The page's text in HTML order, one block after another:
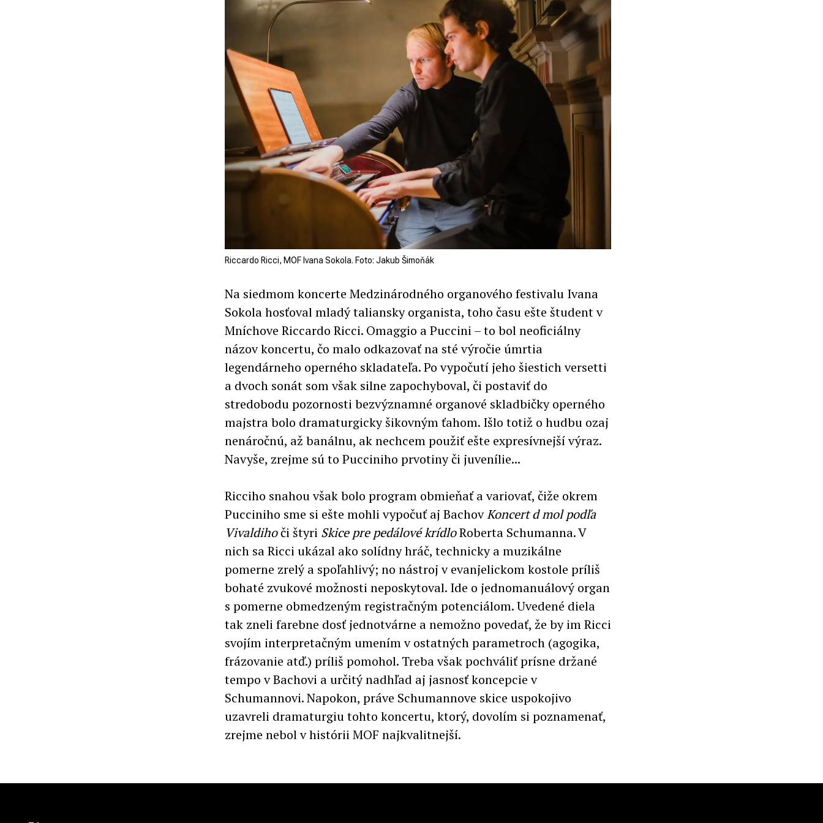
Riccardo Ricci, MOF Ivana Sokola. Foto: Jakub Šimoňák
Na siedmom koncerte Medzinárodného organového festivalu Ivana
Sokola hosťoval mladý taliansky organista, toho času ešte študent v
Mníchove Riccardo Ricci. Omaggio a Puccini – to bol neoficiálny
názov koncertu, čo malo odkazovať na sté výročie úmrtia
legendárneho operného skladateľa. Po vypočutí jeho šiestich versetti
a dvoch sonát som však silne zapochyboval, či postaviť do
stredobodu pozornosti bezvýznamné organové skladbičky operného
majstra bolo dramaturgicky šikovným ťahom. Išlo totiž o hudbu ozaj
nenáročnú, až banálnu, ak nechcem použiť ešte expresívnejší výraz.
Navyše, zrejme sú to Pucciniho prvotiny či juvenílie...
Ricciho snahou však bolo program obmieňať a variovať, čiže okrem
Pucciniho sme si ešte mohli vypočuť aj BachovKoncert d mol podľa
Vivaldihoči štyri Skice pre pedálové krídloRoberta Schumanna. V
nich sa Ricci ukázal ako solídny hráč, technicky a muzikálne
pomerne zrelý a spoľahlivý; no nástroj v evanjelickom kostole príliš
bohaté zvukové možnosti neposkytoval. Ide o jednomanuálový organ
s pomerne obmedzeným registračným potenciálom. Uvedené diela
tak zneli farebne dosť jednotvárne a nemožno povedať, že by im Ricci
svojím interpretačným umením v ostatných parametroch (agogika,
frázovanie atď.) príliš pomohol. Treba však pochváliť prísne držané
tempo v Bachovi a určitý nadhľad aj jasnosť koncepcie v
Schumannovi. Napokon, práve Schumannove skice uspokojivo
uzavreli dramaturgiu tohto koncertu, ktorý, dovolím si poznamenať,
zrejme nebol v histórii MOF najkvalitnejší.